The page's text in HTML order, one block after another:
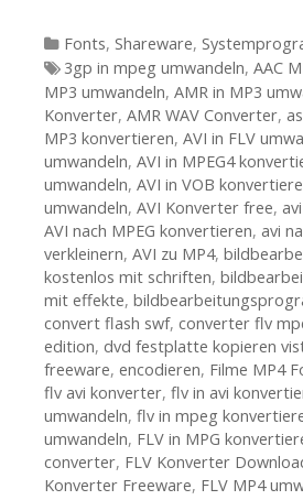
Kategorien
Fonts, Shareware,
Tags
3gp in mpeg umwandeln, AAC
MP3 umwandeln, AMR in MP3
Konverter, AMR WAV Converter,
MP3 konvertieren, AVI in FLV
umwandeln, AVI in MPEG4
umwandeln, AVI in VOB
umwandeln, AVI Konverter free,
AVI nach MPEG konvertieren, avi
verkleinern, AVI zu MP4,
kostenlos mit schriften,
mit effekte,
convert flash swf, converter flv
edition, dvd festplatte kopieren
freeware, encodieren, Filme MP4
flv avi konverter, flv in avi
umwandeln, flv in mpeg
umwandeln, FLV in MPG
converter, FLV Konverter
Konverter Freeware, FLV MP4